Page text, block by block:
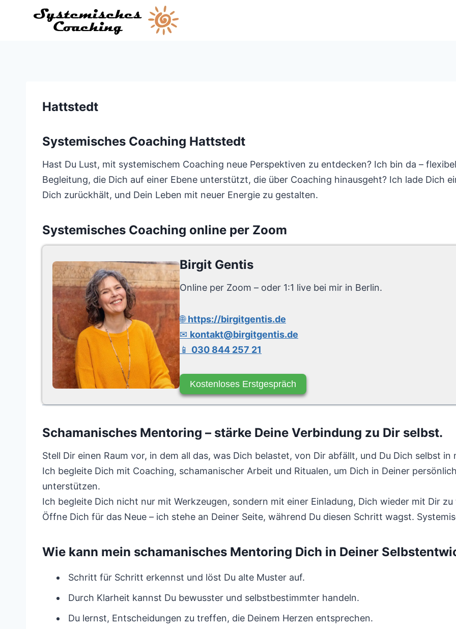
Hattstedt
Systemisches Coaching Hattstedt
Hast Du Lust, mit systemischem Coaching neue Perspektiven zu entdecken? Ich bin da –
Begleitung, die Dich auf einer Ebene unterstützt, die über Coaching hinausgeht? Ich lade Dich
Dich zurückhält, und Dein Leben mit neuer Energie zu gestalten.
Systemisches Coaching online per Zoom
Birgit Gentis
Online per Zoom – oder 1:1 live bei mir in Berlin.
🌐https://birgitgentis.de
✉ kontakt@birgitgentis.de
📱 030 844 257 21
Kostenloses Erstgespräch
Schamanisches Mentoring – stärke Deine Verbindung zu Dir selbst.
Stell Dir einen Raum vor, in dem all das, was Dich belastet, von Dir abfällt, und Du Dich selbst in
Ich begleite Dich mit Coaching, schamanischer Arbeit und Ritualen, um Dich in Deiner
unterstützen.
Ich begleite Dich nicht nur mit Werkzeugen, sondern mit einer Einladung, Dich wieder mit Dir zu
Öffne Dich für das Neue – ich stehe an Deiner Seite, während Du diesen Schritt wagst.
Wie kann mein schamanisches Mentoring Dich in Deiner
Schritt für Schritt erkennst und löst Du alte Muster auf.
Durch Klarheit kannst Du bewusster und selbstbestimmter handeln.
Du lernst, Entscheidungen zu treffen, die Deinem Herzen entsprechen.